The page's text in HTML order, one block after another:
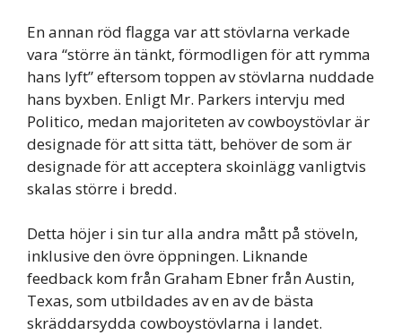
En annan röd flagga var att stövlarna verkade
vara “större än tänkt, förmodligen för att rymma
hans lyft” eftersom toppen av stövlarna nuddade
hans byxben. Enligt Mr. Parkers intervju med
Politico, medan majoriteten av cowboystövlar är
designade för att sitta tätt, behöver de som är
designade för att acceptera skoinlägg vanligtvis
skalas större i bredd.
Detta höjer i sin tur alla andra mått på stöveln,
inklusive den övre öppningen. Liknande
feedback kom från Graham Ebner från Austin,
Texas, som utbildades av en av de bästa
skräddarsydda cowboystövlarna i landet.